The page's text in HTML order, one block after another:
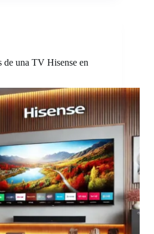
de una TV Hisense en